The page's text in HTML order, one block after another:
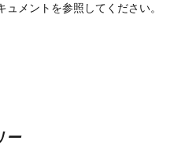
メントを参照してください。
ー